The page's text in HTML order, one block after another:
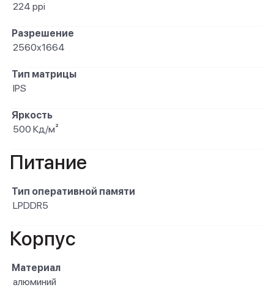
224 ppi
Разрешение
2560x1664
Тип матрицы
IPS
Яркость
500 Кд/м²
Питание
Тип оперативной памяти
LPDDR5
Корпус
Материал
алюминий